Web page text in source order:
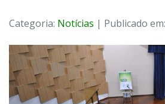
Categoria: Notícias | Publicado